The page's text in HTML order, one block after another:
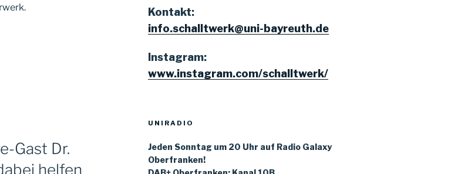
Gast Dr.
helfen
Kontakt:
info.schalltwerk@uni-bayreuth.de
Instagram:
www.instagram.com/schalltwerk/
UNIRADIO
Jeden Sonntag um 20 Uhr auf Radio Galaxy
Oberfranken!